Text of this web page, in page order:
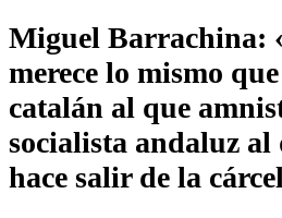
Miguel Barrachina:
merece lo mismo
catalán al que
socialista andaluz al
hace salir de la